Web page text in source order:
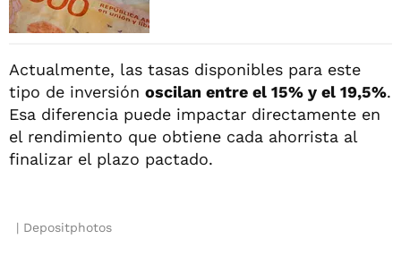
Actualmente, las tasas disponibles para este
tipo de inversión oscilan entre el 15% y el 19,5%.
Esa diferencia puede impactar directamente en
el rendimiento que obtiene cada ahorrista al
finalizar el plazo pactado.
Depositphotos